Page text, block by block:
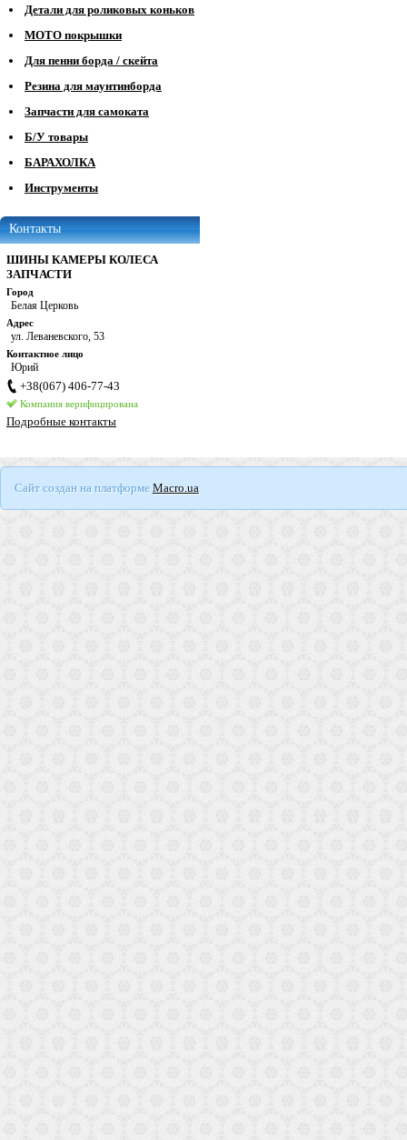
Детали для роликовых коньков
МОТО покрышки
Для пенни борда / скейта
Резина для маунтинборда
Запчасти для самоката
Б/У товары
БАРАХОЛКА
Инструменты
Контакты
ШИНЫ КАМЕРЫ КОЛЕСА
ЗАПЧАСТИ
Город
Белая Церковь
Адрес
ул. Леваневского, 53
Контактное лицо
Юрий
+38(067) 406-77-43
Компания верифицирована
Подробные контакты
Сайт создан на платформе Macro.ua